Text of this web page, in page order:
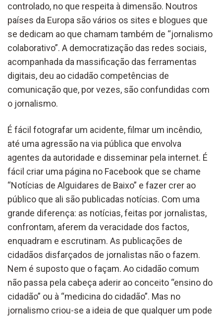
controlado, no que respeita à dimensão. Noutros
países da Europa são vários os sites e blogues que
se dedicam ao que chamam também de “jornalismo
colaborativo”. A democratização das redes sociais,
acompanhada da massificação das ferramentas
digitais, deu ao cidadão competências de
comunicação que, por vezes, são confundidas com
o jornalismo.
É fácil fotografar um acidente, filmar um incêndio,
até uma agressão na via pública que envolva
agentes da autoridade e disseminar pela internet. É
fácil criar uma página no Facebook que se chame
“Notícias de Alguidares de Baixo” e fazer crer ao
público que ali são publicadas notícias. Com uma
grande diferença: as notícias, feitas por jornalistas,
confrontam, aferem da veracidade dos factos,
enquadram e escrutinam. As publicações de
cidadãos disfarçados de jornalistas não o fazem.
Nem é suposto que o façam. Ao cidadão comum
não passa pela cabeça aderir ao conceito “ensino do
cidadão” ou à “medicina do cidadão”. Mas no
jornalismo criou-se a ideia de que qualquer um pode